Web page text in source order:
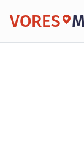
VORES